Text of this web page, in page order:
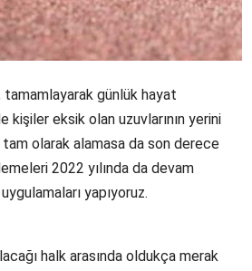
tamamlayarak günlük hayat
eksik olan uzuvlarının yerini
olarak alamasa da son derece
2022 yılında da devam
yapıyoruz.
halk arasında oldukça merak